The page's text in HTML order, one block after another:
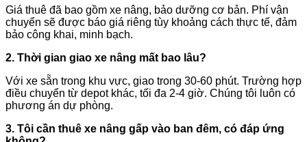
Giá thuê đã bao gồm xe nâng, bảo dưỡng cơ bản. Phí vận
chuyển sẽ được báo giá riêng tùy khoảng cách thực tế, đảm
bảo công khai, minh bạch.
2. Thời gian giao xe nâng mất bao lâu?
Với xe sẵn trong khu vực, giao trong 30-60 phút. Trường hợp
điều chuyển từ depot khác, tối đa 2-4 giờ. Chúng tôi luôn có
phương án dự phòng.
3. Tôi cần thuê xe nâng gấp vào ban đêm, có đáp ứng